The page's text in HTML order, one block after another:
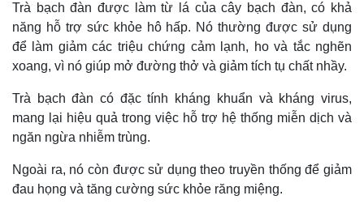
Doanh nghiệp
Thông tin doanh nghiệp
Doanh nghiệp 24h
Doanh nhân
Sành điệu
Tin Công nghệ
Trải nghiệm
Trà bạch đàn được làm từ lá của cây bạch đàn, có khả
năng hỗ trợ sức khỏe hô hấp. Nó thường được sử dụng
để làm giảm các triệu chứng cảm lạnh, ho và tắc nghẽn
xoang, vì nó giúp mở đường thở và giảm tích tụ chất nhầy.
Trà bạch đàn có đặc tính kháng khuẩn và kháng virus,
mang lại hiệu quả trong việc hỗ trợ hệ thống miễn dịch và
ngăn ngừa nhiễm trùng.
Ngoài ra, nó còn được sử dụng theo truyền thống để giảm
đau họng và tăng cường sức khỏe răng miệng.